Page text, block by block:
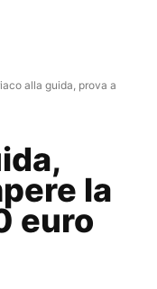
alla guida, prova a
la
euro